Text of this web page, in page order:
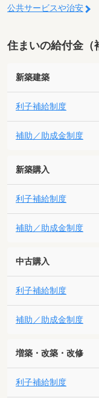
公共サービスや治安
住まいの給付金（
新築建築
利子補給制度
補助／助成金制度
新築購入
利子補給制度
補助／助成金制度
中古購入
利子補給制度
補助／助成金制度
増築・改築・改修
利子補給制度